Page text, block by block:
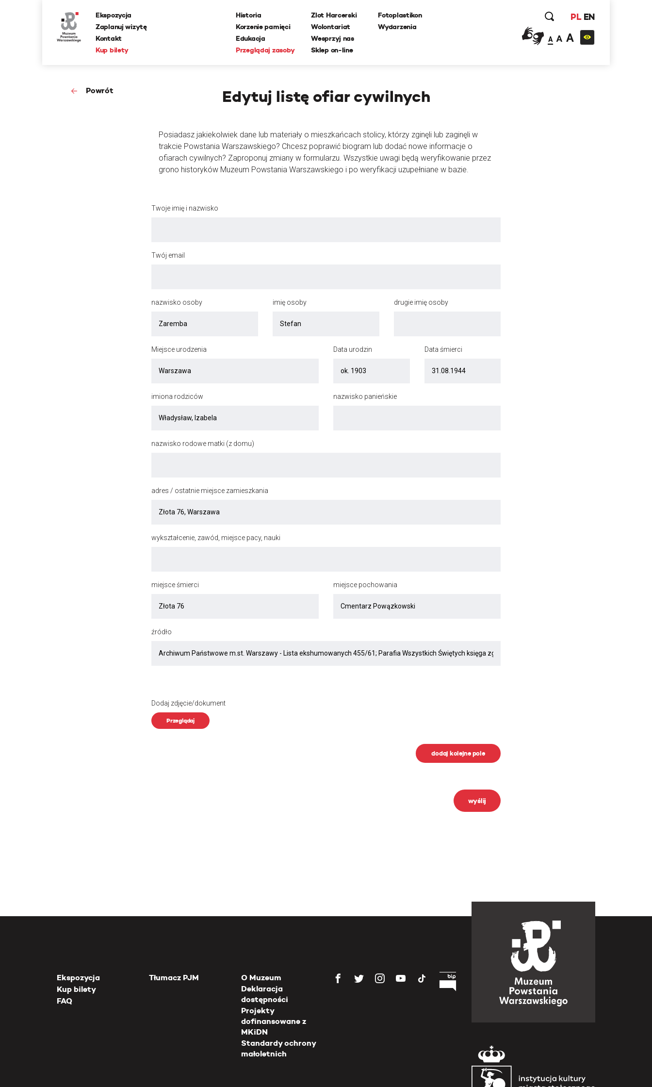
Ekspozycja
Zaplanuj wizytę
Kontakt
Kup bilety
Historia
Korzenie pamięci
Edukacja
Przeglądaj zasoby
Zlot Harcerski
Wolontariat
Wesprzyj nas
Sklep on-line
Fotoplastikon
Wydarzenia
PL EN
A A A
Powrót Edytuj listę ofiar cywilnych
Posiadasz jakiekolwiek dane lub materiały o mieszkańcach stolicy, którzy zginęli lub zaginęli w
trakcie Powstania Warszawskiego? Chcesz poprawić biogram lub dodać nowe informacje o
ofiarach cywilnych? Zaproponuj zmiany w formularzu. Wszystkie uwagi będą weryfikowanie przez
grono historyków Muzeum Powstania Warszawskiego i po weryfikacji uzupełniane w bazie.
Twoje imię i nazwisko
Twój email
nazwisko osoby imię osoby drugie imię osoby
Miejsce urodzenia Data urodzin Data śmierci
imiona rodziców nazwisko panieńskie
nazwisko rodowe matki (z domu)
adres / ostatnie miejsce zamieszkania
wykształcenie, zawód, miejsce pacy, nauki
miejsce śmierci miejsce pochowania
źródło
Dodaj zdjęcie/dokument
Przeglądaj
dodaj kolejne pole
wyślij
Ekspozycja
Kup bilety
FAQ
Tłumacz PJM
O Muzeum
Deklaracja
dostępności
Projekty
dofinansowane z
MKiDN
Standardy ochrony
małoletnich